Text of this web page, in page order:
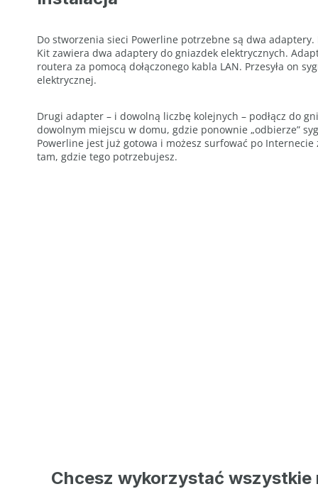
Do stworzenia sieci Powerline potrzebne są dwa
Kit zawiera dwa adaptery do gniazdek elektrycznych.
routera za pomocą dołączonego kabla LAN. Przesyła on
elektrycznej.
Drugi adapter – i dowolną liczbę kolejnych – podłącz do
dowolnym miejscu w domu, gdzie ponownie „odbierze”
Powerline jest już gotowa i możesz surfować po Internecie
tam, gdzie tego potrzebujesz.
Chcesz wykorzystać